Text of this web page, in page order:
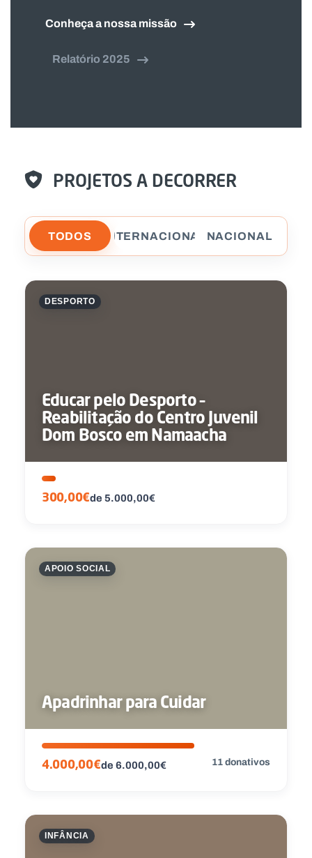
Conheça a nossa missão
Relatório 2025
PROJETOS A DECORRER
TODOS INTERNACIONAL NACIONAL
DESPORTO
Educar pelo Desporto –
Reabilitação do Centro Juvenil
Dom Bosco em Namaacha
300,00€de 5.000,00€
APOIO SOCIAL
Apadrinhar para Cuidar
4.000,00€de 6.000,00€ 11 donativos
INFÂNCIA